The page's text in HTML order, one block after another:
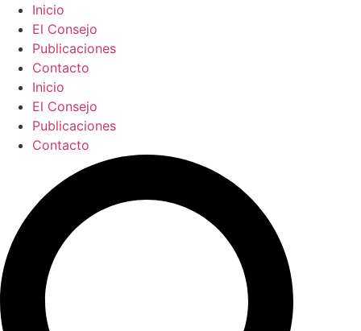
contenido
Inicio
El Consejo
Publicaciones
Contacto
Inicio
El Consejo
Publicaciones
Contacto